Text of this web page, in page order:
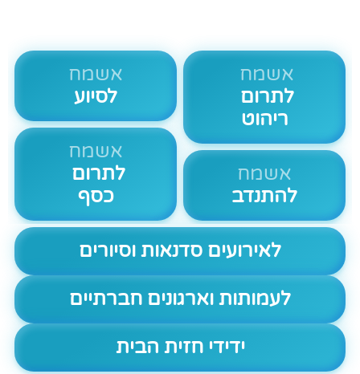
אשמח
לתרום
ריהוט
אשמח
להתנדב
אשמח
לסיוע
אשמח
לתרום
כסף
לאירועים סדנאות וסיורים
לעמותות וארגונים חברתיים
ידידי חזית הבית